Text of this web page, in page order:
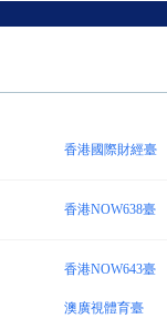
香港國際財經臺
香港NOW638臺
香港NOW643臺
澳廣視體育臺